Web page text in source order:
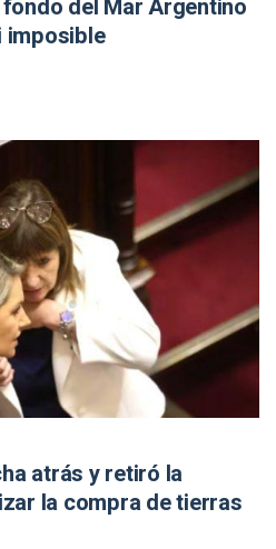
del Mar Argentino
imposible
atrás y retiró la
la compra de tierras